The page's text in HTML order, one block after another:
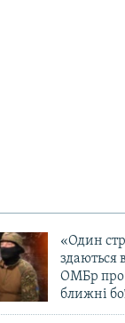
«Один
здаються
ОМБр про
ближні